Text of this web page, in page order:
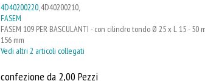
4D40200220, 4D40200210,
FASEM
FASEM 109 PER BASCULANTI - con cilindro tondo Ø 25 x L 15 -
156 mm
Vedi altri 2 articoli collegati
confezione da 2,00 Pezzi